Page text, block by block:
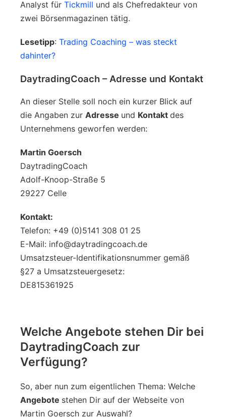
Analyst für Tickmill und als Chefredakteur von
zwei Börsenmagazinen tätig.
Lesetipp: Trading Coaching – was steckt
dahinter?
DaytradingCoach – Adresse und Kontakt
An dieser Stelle soll noch ein kurzer Blick auf
die Angaben zur Adresse und Kontakt des
Unternehmens geworfen werden:
Martin Goersch
DaytradingCoach
Adolf-Knoop-Straße 5
29227 Celle
Kontakt:
Telefon: +49 (0)5141 308 01 25
E-Mail: info@daytradingcoach.de
Umsatzsteuer-Identifikationsnummer gemäß
§27 a Umsatzsteuergesetz:
DE815361925
Welche Angebote stehen Dir bei
DaytradingCoach zur
Verfügung?
So, aber nun zum eigentlichen Thema: Welche
Angebote stehen Dir auf der Webseite von
Martin Goersch zur Auswahl?